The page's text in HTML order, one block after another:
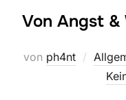
Von Angst
von ph4nt